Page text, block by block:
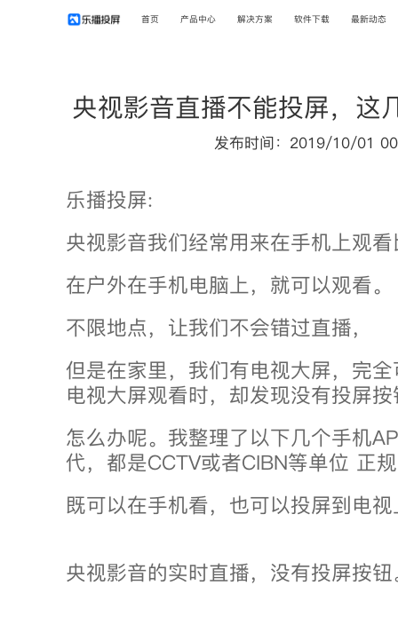
首页 产品中心 解决方案 软件下载 最新动态
央视影音直播不能投屏，这
发布时间：2019/10/01
乐播投屏:
央视影音我们经常用来在手机上观
在户外在手机电脑上，就可以观看。
不限地点，让我们不会错过直播，
但是在家里，我们有电视大屏，完
电视大屏观看时，却发现没有投屏
怎么办呢。我整理了以下几个手机
代，都是CCTV或者CIBN等单位 正
既可以在手机看，也可以投屏到电
央视影音的实时直播，没有投屏按钮